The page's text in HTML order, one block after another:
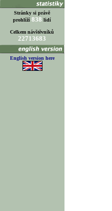
Stránky si právě
prohlíží 838 lidí
Celkem návštěvníků
22713683
English version here